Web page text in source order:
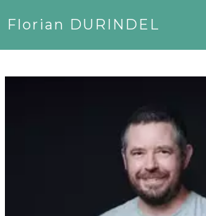
Florian DURINDEL